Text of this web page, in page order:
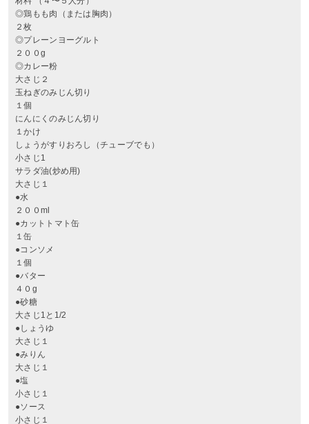
◎鶏もも肉（または胸肉）
２枚
◎プレーンヨーグルト
２００g
◎カレー粉
大さじ２
玉ねぎのみじん切り
１個
にんにくのみじん切り
１かけ
しょうがすりおろし（チューブでも）
小さじ1
サラダ油(炒め用)
大さじ１
●水
２００ml
●カットトマト缶
１缶
●コンソメ
１個
●バター
４０g
●砂糖
大さじ1と1/2
●しょうゆ
大さじ１
●みりん
大さじ１
●塩
小さじ１
●ソース
小さじ１